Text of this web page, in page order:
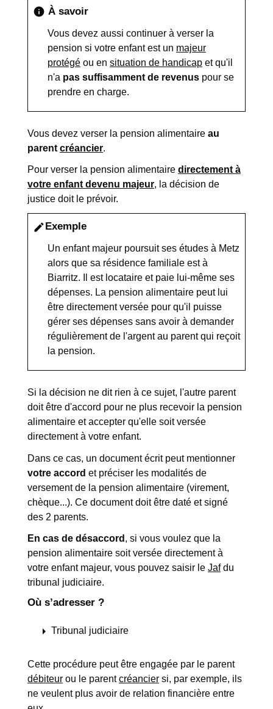
info À savoir
Vous devez aussi continuer à verser la
pension si votre enfant est un majeur
protégé ou en situation de handicap et qu'il
n'a pas suffisamment de revenus pour se
prendre en charge.
Vous devez verser la pension alimentaire au
parent créancier.
Pour verser la pension alimentaire directement à
votre enfant devenu majeur, la décision de
justice doit le prévoir.
edit Exemple
Un enfant majeur poursuit ses études à Metz
alors que sa résidence familiale est à
Biarritz. Il est locataire et paie lui-même ses
dépenses. La pension alimentaire peut lui
être directement versée pour qu'il puisse
gérer ses dépenses sans avoir à demander
régulièrement de l'argent au parent qui reçoit
la pension.
Si la décision ne dit rien à ce sujet, l'autre parent
doit être d'accord pour ne plus recevoir la pension
alimentaire et accepter qu'elle soit versée
directement à votre enfant.
Dans ce cas, un document écrit peut mentionner
votre accord et préciser les modalités de
versement de la pension alimentaire (virement,
chèque...). Ce document doit être daté et signé
des 2 parents.
En cas de désaccord , si vous voulez que la
pension alimentaire soit versée directement à
votre enfant majeur, vous pouvez saisir le Jafdu
tribunal judiciaire.
Où s’adresser ?
arrow_right Tribunal judiciaire
Cette procédure peut être engagée par le parent
débiteur ou le parentcréancier si, par exemple, ils
ne veulent plus avoir de relation financière entre